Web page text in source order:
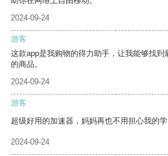
2024-09-24
游客
这款app是我购物的得力助手，让我能够找
的商品。
2024-09-24
游客
超级好用的加速器，妈妈再也不用担心我的学
2024-09-24